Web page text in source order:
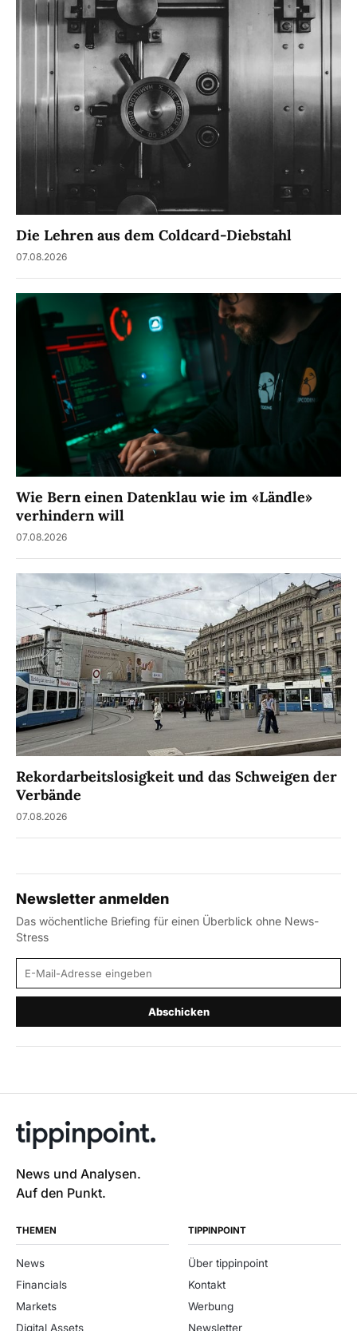
Die Lehren aus dem Coldcard-Diebstahl
07.08.2026
Wie Bern einen Datenklau wie im «Ländle»
verhindern will
07.08.2026
Rekordarbeitslosigkeit und das Schweigen der
Verbände
07.08.2026
Newsletter anmelden
Das wöchentliche Briefing für einen Überblick ohne News-
Stress
E-Mail-Adresse
Abschicken
News und Analysen.
Auf den Punkt.
THEMEN
News
Financials
Markets
Digital Assets
TIPPINPOINT
Über tippinpoint
Kontakt
Werbung
Newsletter